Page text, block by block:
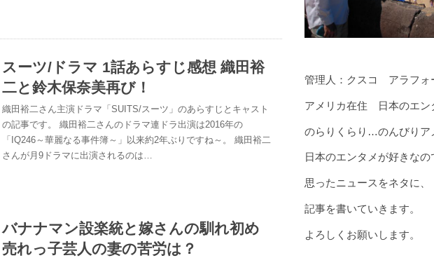
スーツ/ドラマ 1話あらすじ感想 織田裕
二と鈴木保奈美再び！
織田裕二さん主演ドラマ「SUITS/スーツ」のあらすじとキャスト
の記事です。 織田裕二さんのドラマ連ドラ出演は2016年の
「IQ246～華麗なる事件簿～」以来約2年ぶりですね～。 織田裕二
さんが月9ドラマに出演されるのは…
バナナマン設楽統と嫁さんの馴れ初め
売れっ子芸人の妻の苦労は？
管理人：クスコ アラフォ
アメリカ在住 日本のエン
のらりくらり…のんびりア
日本のエンタメが好きなの
思ったニュースをネタに、
記事を書いていきます。
よろしくお願いします。